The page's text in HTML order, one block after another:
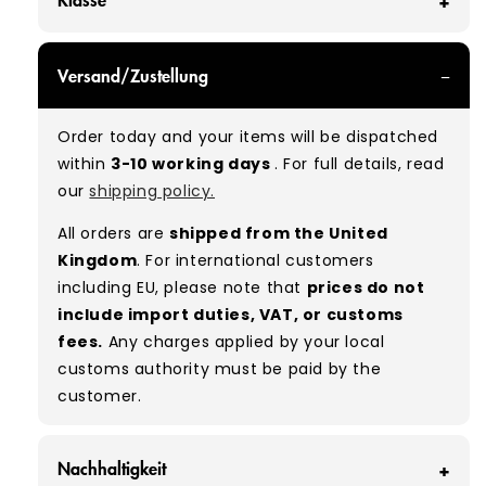
can expect items that are in great condition
with minimal signs of wear. While they are
used, they remain free of significant defects
and are in excellent shape overall.
Please note:As these are vintage/used
garments, a small percentage (5–10%) may
have minor flaws such as small tears, holes, or
stains. While we carefully inspect all items, a
degree of human error is possible. Condition
can vary slightly between pieces, and some
Versand/Zustellung
Order today and your items will be dispatched
within 3-10 working days. For full details, read
ourshipping policy.
All orders are shipped from the United
Kingdom. For international customers
including EU, please note that prices do not
include import duties, VAT, or customs
fees. Any charges applied by your local
customs authority must be paid by the
customer.
Nachhaltigkeit